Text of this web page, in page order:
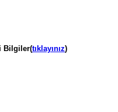
Bilgiler(tıklayınız)